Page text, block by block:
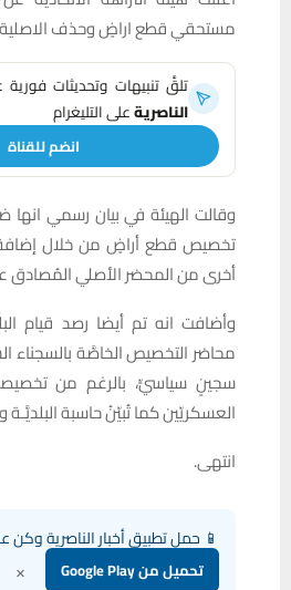
مستحقي قطع اراضٍ وحذف الاصلية
تلقَّ تنبيهات وتحديثات فورية
الناصريةعلى التليغرام
انضم للقناة
وقالت الهيئة في بيان رسمي
تخصيص قطع أراضٍ من خلال
أخرى من المحضر الأصلي المُصادق
وأضافت انه تم أيضا رصد قيام
محاضر التخصيص الخاصَّة بالسجناء
سجينٍ سياسيٍّ، بالرغم من
العسكريّين كما تُبيّنُ حاسبة
انتهى.
📱 حمل تطبيق أخبار الناصرية وكن
تحميل من Google Play ×